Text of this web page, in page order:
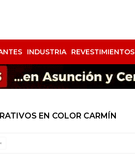
INDUSTRIA REVESTIMIENTOS
EN COLOR CARMÍN